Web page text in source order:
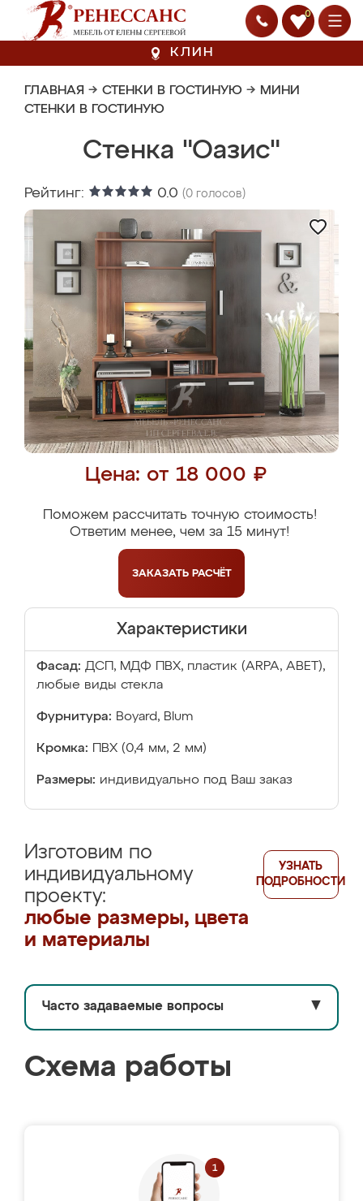
0
КЛИН
ГЛАВНАЯ → СТЕНКИ В ГОСТИНУЮ → МИНИ
СТЕНКИ В ГОСТИНУЮ
Стенка "Оазис"
Рейтинг: 0.0 (0 голосов)
Цена: от 18 000 ₽
Поможем рассчитать точную стоимость!
Ответим менее, чем за 15 минут!
ЗАКАЗАТЬ РАСЧЁТ
Характеристики
Фасад: ДСП, МДФ ПВХ, пластик (ARPA, ABET),
любые виды стекла
Фурнитура: Boyard, Blum
Кромка: ПВХ (0,4 мм, 2 мм)
Размеры: индивидуально под Ваш заказ
Изготовим по
индивидуальному
проекту:
любые размеры, цвета
и материалы
УЗНАТЬ
ПОДРОБНОСТИ
Часто задаваемые вопросы ▼
Схема работы